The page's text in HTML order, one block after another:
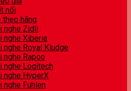
nối
theo hãng
nghe Zidli
nghe Xiberia
nghe Royal Kludge
nghe Rapoo
nghe Logitech
nghe HyperX
nghe Fuhlen